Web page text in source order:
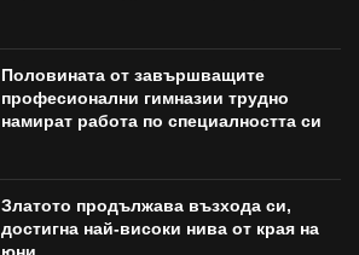
Половината от завършващите
професионални гимназии трудно
намират работа по специалността си
Златото продължава възхода си,
достигна най-високи нива от края на